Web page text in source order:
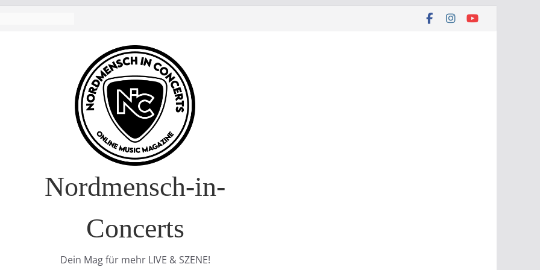
Europa-Tournee
Nordmensch-in-
Concerts
Dein Mag für mehr LIVE & SZENE!